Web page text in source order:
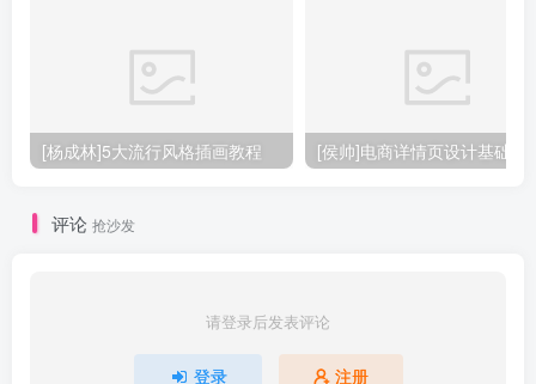
[杨成林]5大流行风格插画教程 [侯帅]电商详情页设计基础
评论 抢沙发
请登录后发表评论
登录 注册